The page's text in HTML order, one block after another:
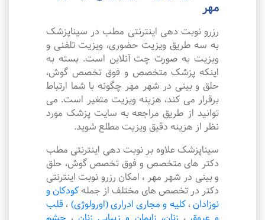
مهر
رزرو نوبت دهی اینترنتی مطب در سیناپزشک
به سه طریق ویزیت حضوری، ویزیت تلفنی و
ویزیت به صورت چت آنلاین است. بسته به
اینکه پزشک متخصص و فوق تخصص گوش،
حلق و بینی در شهر مهر چگونه با شما ارتباط
برقرار می کند، هزینه ویزیت متغیر است. می
توانید از طریق مراجعه به سایت پزشک مورد
نظر از هزینه دقیق ویزیت مطلع شوید.
سیناپزشک علاوه بر نوبت دهی اینترنتی مطب
دکتر های متخصص و فوق تخصص گوش، حلق
و بینی در شهر مهر ، امکان رزرو نوبت اینترنتی
دکتر در تخصص های مختلف از جملهکودکان و
نوزادان،کلیه و مجاری ادراری (اورولوژی) ، قلب